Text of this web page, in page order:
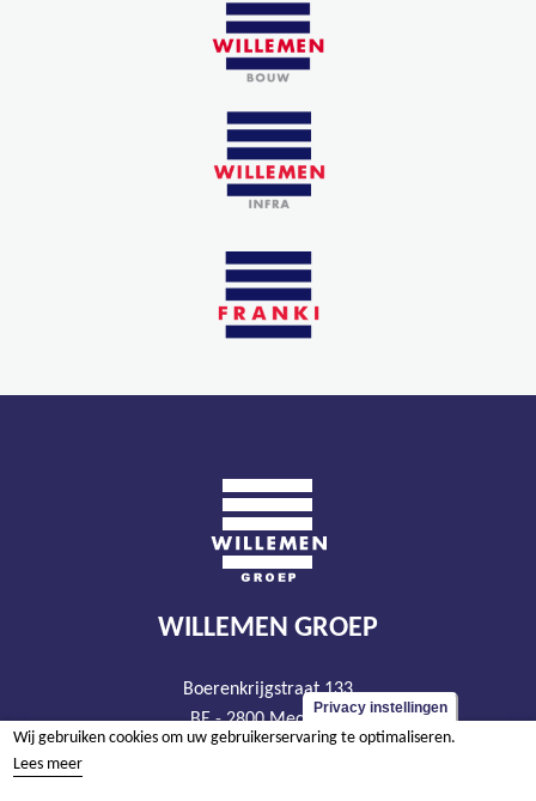
WILLEMEN GROEP
Boerenkrijgstraat 133
BE - 2800 Mechelen
tel +32 15 569 965
Privacy instellingen
Wij gebruiken cookies om uw gebruikerservaring te optimaliseren.
Lees meer